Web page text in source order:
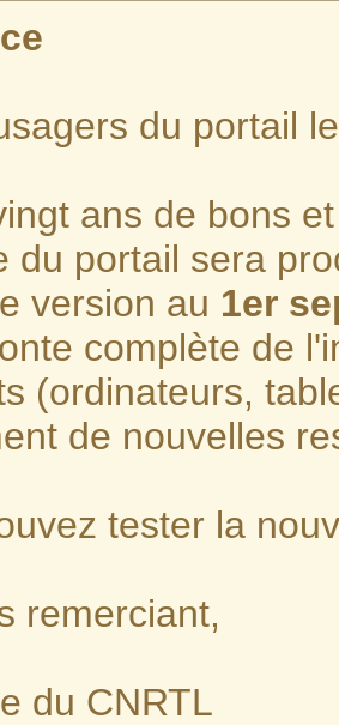
du portail
ans de bons
du portail sera
version au 1er
complète de
(ordinateurs,
de nouvelles
tester la
remerciant,
du CNRTL